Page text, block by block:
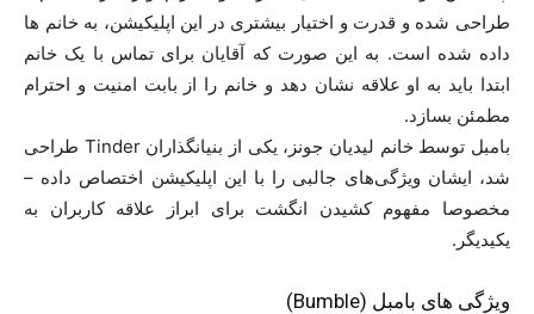
طراحی شده و قدرت و اختیار بیشتری در این اپلیکیشن، به خانم ها
داده شده است. به این صورت که آقایان برای تماس با یک خانم
ابتدا باید به او علاقه نشان دهد و خانم را از بابت امنیت و احترام
مطمئن بسازد.
بامبل توسط خانم لیدیان جونز، یکی از بنیانگذاران Tinder طراحی
شد، ایشان ویژگی‌های جالبی را با این اپلیکیشن اختصاص داده –
مخصوصا مفهوم کشیدن انگشت برای ابراز علاقه کاربران به
یکیدیگر.
ویژگی های بامبل (Bumble)